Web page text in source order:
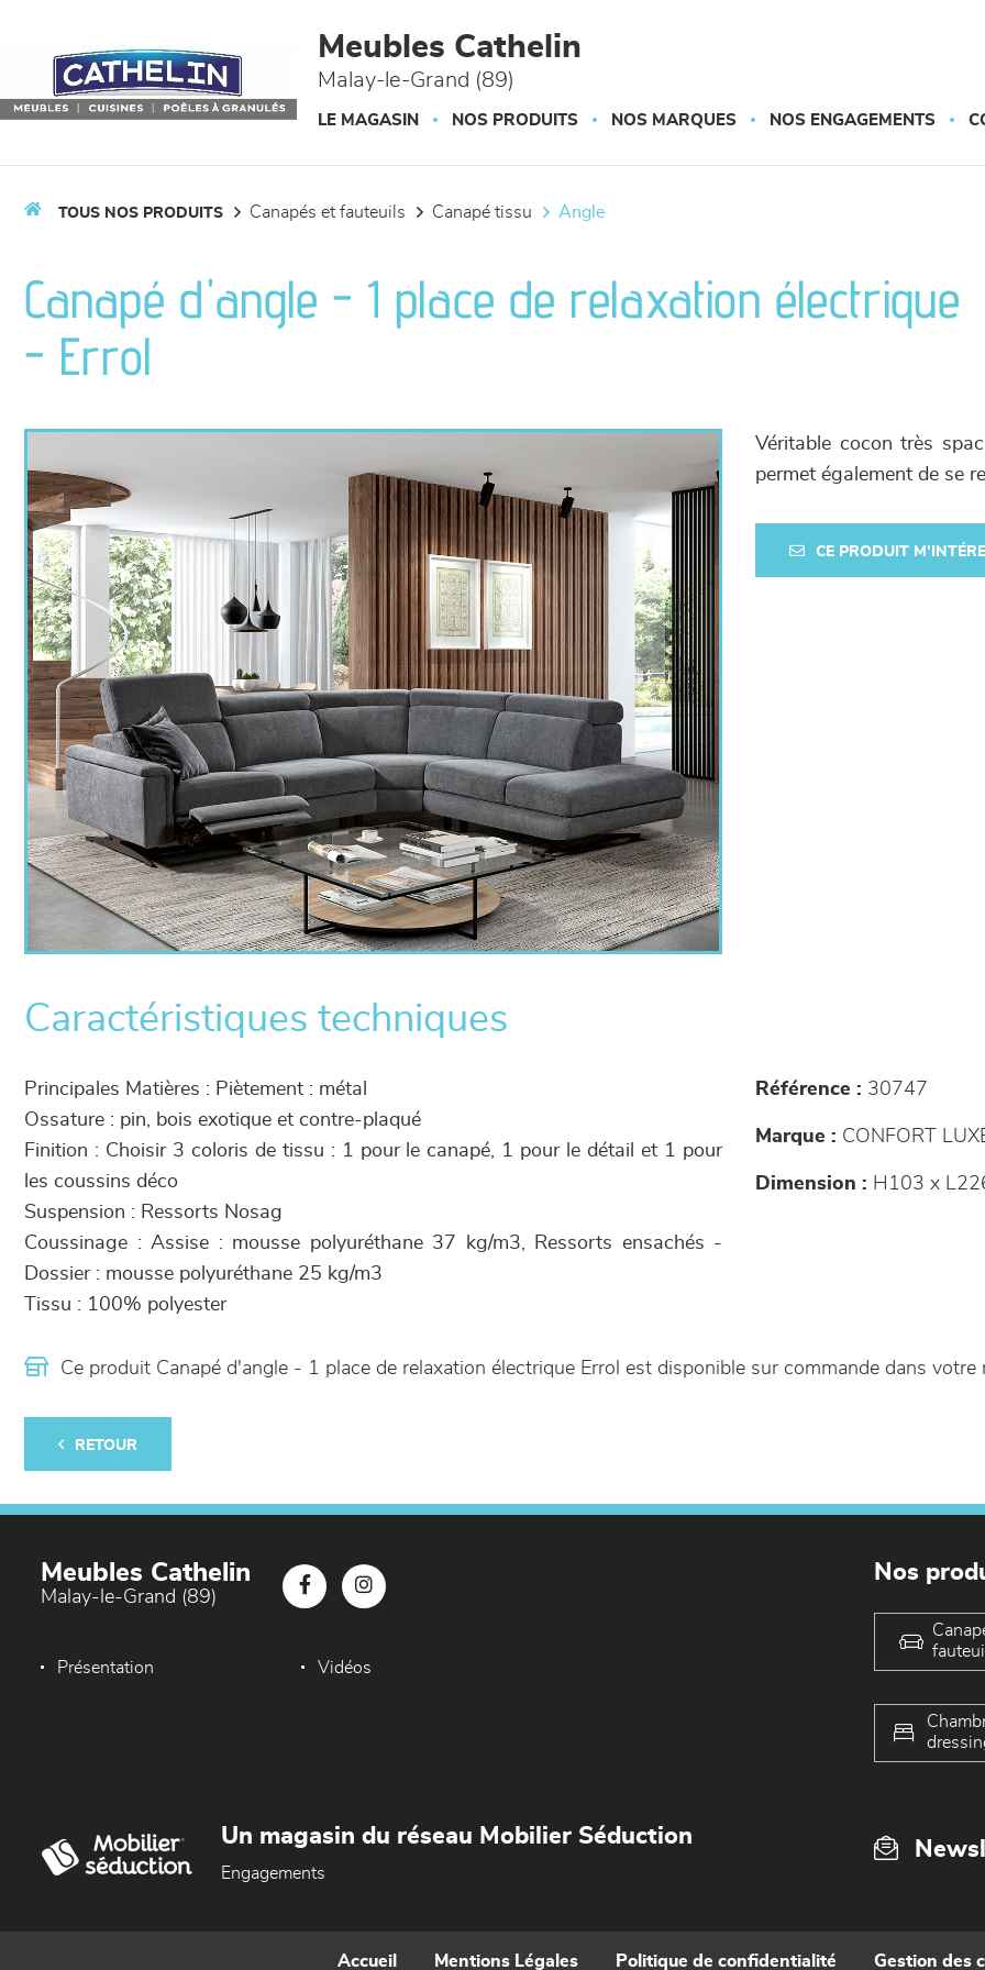
Meubles Cathelin
Malay-le-Grand (89)
LE MAGASIN NOS PRODUITS NOS MARQUES NOS ENGAGEMENTS
TOUS NOS PRODUITS canapés et fauteuils canapé tissu angle
Canapé d'angle - 1 place de relaxation électrique
- Errol
Véritable cocon très
permet également de se
CE PRODUIT
Caractéristiques techniques
Principales Matières : Piètement : métal
Ossature : pin, bois exotique et contre-plaqué
Finition : Choisir 3 coloris de tissu : 1 pour le canapé, 1 pour le détail et 1 pour
les coussins déco
Suspension : Ressorts Nosag
Coussinage : Assise : mousse polyuréthane 37 kg/m3, Ressorts ensachés -
Dossier : mousse polyuréthane 25 kg/m3
Tissu : 100% polyester
Référence : 30747
Marque : CONFORT
Dimension : H103 x
Ce produit Canapé d'angle - 1 place de relaxation électrique Errol est disponible sur commande dans
RETOUR
Meubles Cathelin
Malay-le-Grand (89)
Présentation Vidéos
Nos
Un magasin du réseau Mobilier Séduction
Engagements
Accueil Mentions Légales Politique de confidentialité Gestion des